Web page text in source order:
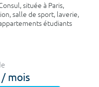
située à Paris,
salle de sport, laverie,
étudiants
mois